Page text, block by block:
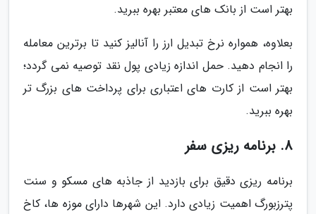
بهتر است از بانک های معتبر بهره ببرید.
بعلاوه، همواره نرخ تبدیل ارز را آنالیز کنید تا برترین معامله
را انجام دهید. حمل اندازه زیادی پول نقد توصیه نمی گردد؛
بهتر است از کارت های اعتباری برای پرداخت های بزرگ تر
بهره ببرید.
8. برنامه ریزی سفر
برنامه ریزی دقیق برای بازدید از جاذبه های مسکو و سنت
پترزبورگ اهمیت زیادی دارد. این شهرها دارای موزه ها، کاخ